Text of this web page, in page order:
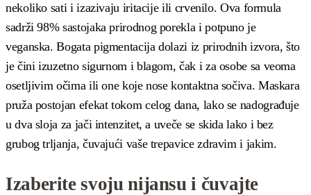
nekoliko sati i izazivaju iritacije ili crvenilo. Ova formula
sadrži 98% sastojaka prirodnog porekla i potpuno je
veganska. Bogata pigmentacija dolazi iz prirodnih izvora, što
je čini izuzetno sigurnom i blagom, čak i za osobe sa veoma
osetljivim očima ili one koje nose kontaktna sočiva. Maskara
pruža postojan efekat tokom celog dana, lako se nadograđuje
u dva sloja za jači intenzitet, a uveče se skida lako i bez
grubog trljanja, čuvajući vaše trepavice zdravim i jakim.
Izaberite svoju nijansu i čuvajte